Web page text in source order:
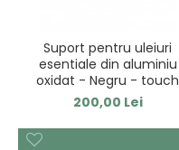
Suport pentru uleiuri
esentiale din aluminiu
oxidat - Negru - touch
200,00 Lei